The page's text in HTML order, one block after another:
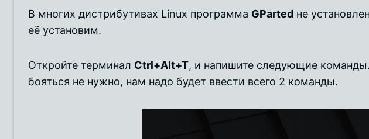
В многих дистрибутивах Linux программа GParted не
её установим.
Откройте терминал Ctrl+Alt+T, и напишите следующие
бояться не нужно, нам надо будет ввести всего 2 команды.